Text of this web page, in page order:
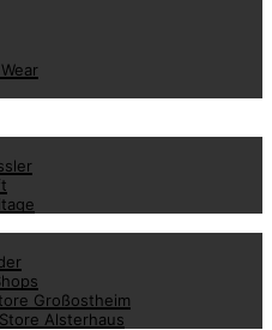
Großostheim
Alsterhaus